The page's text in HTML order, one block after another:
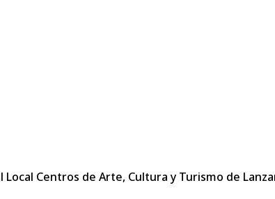
Local Centros de Arte, Cultura y Turismo de